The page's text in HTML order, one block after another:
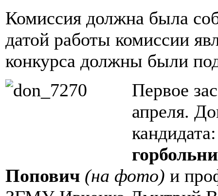
Комиссия должна была
датой работы комиссии
конкурса должны были
Первое
апреля.
Попович (на фото) и